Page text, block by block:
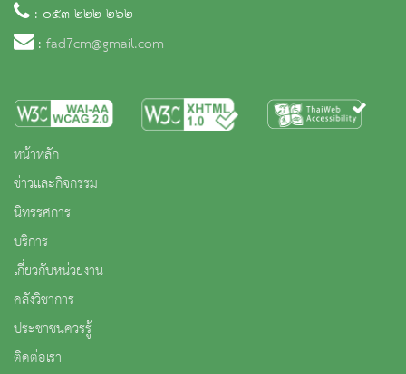
: ๐๕๓-๒๒๒-๒๖๒
: fad7cm@gmail.com
หน้าหลัก
ข่าวและกิจกรรม
นิทรรศการ
บริการ
เกี่ยวกับหน่วยงาน
คลังวิชาการ
ประชาชนควรรู้
ติดต่อเรา